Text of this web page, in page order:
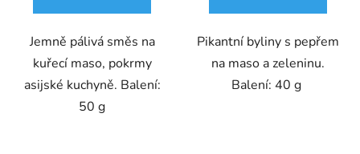
Jemně pálivá směs na
kuřecí maso, pokrmy
asijské kuchyně. Balení:
50 g
Pikantní byliny s pepřem
na maso a zeleninu.
Balení: 40 g